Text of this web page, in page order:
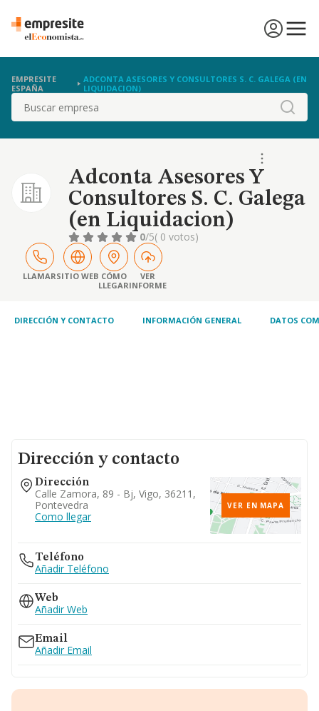
EMPRESITE
ESPAÑA
ADCONTA ASESORES Y CONSULTORES S. C. GALEGA (EN
LIQUIDACION)
Buscar
Adconta Asesores Y
Consultores S. C. Galega
(en Liquidacion)
0/5( 0 votos)
LLAMARSITIO WEB CÓMO
LLEGAR
VER
INFORME
DIRECCIÓN Y CONTACTO INFORMACIÓN GENERAL DATOS
Dirección y contacto
Dirección
Calle Zamora, 89 - Bj, Vigo, 36211,
Pontevedra
Como llegar
VER EN MAPA
Teléfono
Añadir Teléfono
Web
Añadir Web
Email
Añadir Email